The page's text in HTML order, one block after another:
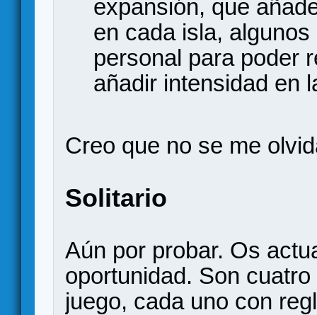
expansión, que
en cada isla,
personal para poder
añadir intensidad en
Creo que no se me
Solitario
Aún por probar. Os
oportunidad. Son
juego, cada uno con